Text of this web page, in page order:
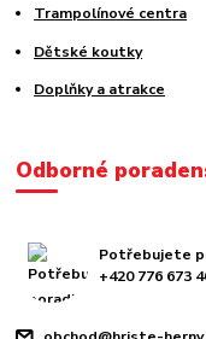
Trampolínové centra
Dětské koutky
Doplňky a atrakce
Odborné
Potřebujete
+420 776 673